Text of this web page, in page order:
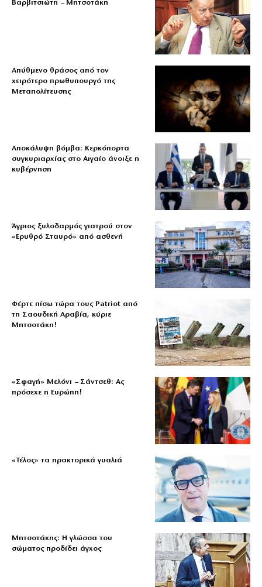
Βαρβιτσιώτη – Μητσοτάκη
Απύθμενο θράσος από τον
χειρότερο πρωθυπουργό της
Μεταπολίτευσης
Αποκάλυψη βόμβα: Κερκόπορτα
συγκυριαρχίας στο Αιγαίο άνοιξε η
κυβέρνηση
Άγριος ξυλοδαρμός γιατρού στον
«Ερυθρό Σταυρό» από ασθενή
Φέρτε πίσω τώρα τους Patriot από
τη Σαουδική Αραβία, κύριε
Μητσοτάκη!
«Σφαγή» Μελόνι – Σάντσεθ: Ας
πρόσεχε η Ευρώπη!
«Τέλος» τα πρακτορικά γυαλιά
Μητσοτάκης: Η γλώσσα του
σώματος προδίδει άγχος